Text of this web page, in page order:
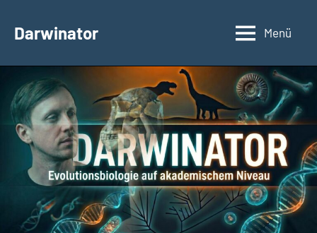
InhaltDarwinator
Evolutionsbiologie
Menü